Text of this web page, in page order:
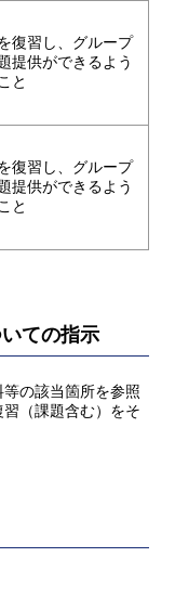
復習し、グループ
提供ができるよう
と
復習し、グループ
提供ができるよう
と
ての指示
の該当箇所を参照
（課題含む）をそ